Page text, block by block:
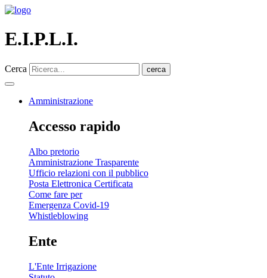
E.I.P.L.I.
Cerca cerca
Amministrazione
Accesso rapido
Albo pretorio
Amministrazione Trasparente
Ufficio relazioni con il pubblico
Posta Elettronica Certificata
Come fare per
Emergenza Covid-19
Whistleblowing
Ente
L'Ente Irrigazione